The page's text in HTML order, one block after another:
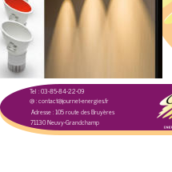
Adresse : 105 route des Bruyères
71130 Neuvy-Grandchamp
@ : contact@journet-energies.fr
Tel : 03-85-84-22-09